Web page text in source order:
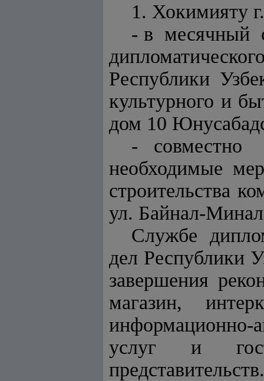
1. Хокимияту
- в месячный
Республики
культурного и
дом 10
- совместно
необходимые
строительства
ул. Байнал-
Службе
дел Республики
завершения
магазин,
информационно-
услуг и
представительств.